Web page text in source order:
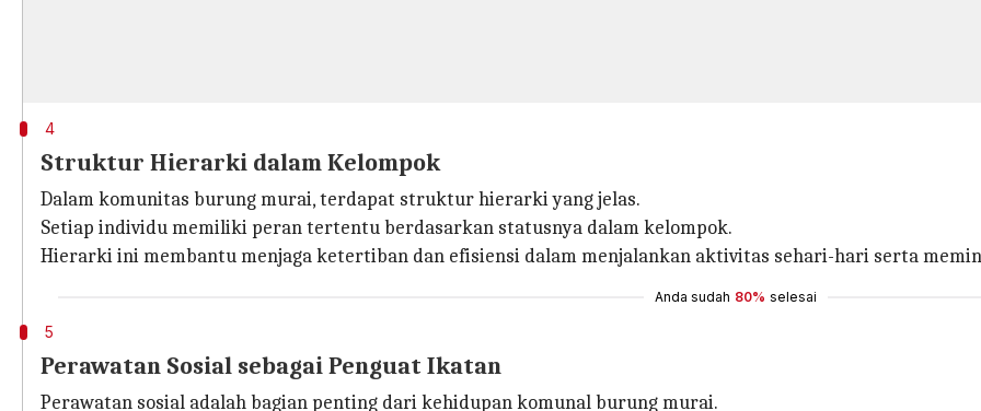
4
Struktur Hierarki dalam Kelompok
Dalam komunitas burung murai, terdapat struktur hierarki yang jelas.
Setiap individu memiliki peran tertentu berdasarkan statusnya dalam kelompok.
Hierarki ini membantu menjaga ketertiban dan efisiensi dalam menjalankan aktivitas sehari-hari serta
Anda sudah 80% selesai
5
Perawatan Sosial sebagai Penguat Ikatan
Perawatan sosial adalah bagian penting dari kehidupan komunal burung murai.